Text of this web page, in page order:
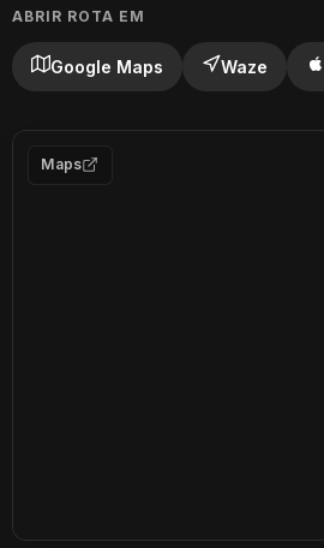
ABRIR ROTA EM
Google Maps Waze
Maps